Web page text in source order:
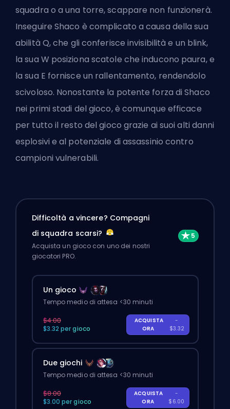
squadra o a una torre, scappare non funzionerà.
Inseguire Shaco è complicato a causa della sua
abilità Q, che gli conferisce invisibilità e un blink,
la sua W posiziona scatole che inducono paura, e
la sua E fornisce un rallentamento, rendendolo
scivoloso. Nonostante la potente forza di Shaco
nei primi stadi del gioco, è comunque efficace
per tutto il resto del gioco grazie ai suoi alti danni
esplosivi e al potenziale di assassinio contro
campioni vulnerabili.
Difficoltà a vincere? Compagni
di squadra scarsi?
Acquista un gioco con uno dei nostri
giocatori PRO.
Un gioco
Tempo medio di attesa <30 minuti
$4.00
$3.32 per gioco
ACQUISTA
ORA
-
$3.32
Due giochi
Tempo medio di attesa <30 minuti
$8.00
$3.00 per gioco
ACQUISTA
ORA
-
$6.00